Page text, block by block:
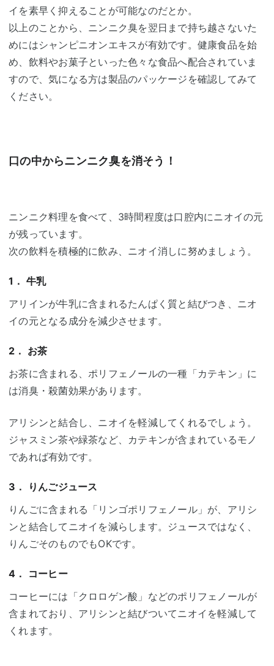
イを素早く抑えることが可能なのだとか。
以上のことから、ニンニク臭を翌日まで持ち越さないた
めにはシャンピニオンエキスが有効です。健康食品を始
め、飲料やお菓子といった色々な食品へ配合されていま
すので、気になる方は製品のパッケージを確認してみて
ください。
口の中からニンニク臭を消そう！
ニンニク料理を食べて、3時間程度は口腔内にニオイの元
が残っています。
次の飲料を積極的に飲み、ニオイ消しに努めましょう。
1． 牛乳
アリインが牛乳に含まれるたんぱく質と結びつき、ニオ
イの元となる成分を減少させます。
2． お茶
お茶に含まれる、ポリフェノールの一種「カテキン」に
は消臭・殺菌効果があります。
アリシンと結合し、ニオイを軽減してくれるでしょう。
ジャスミン茶や緑茶など、カテキンが含まれているモノ
であれば有効です。
3． りんごジュース
りんごに含まれる「リンゴポリフェノール」が、アリシ
ンと結合してニオイを減らします。ジュースではなく、
りんごそのものでもOKです。
4． コーヒー
コーヒーには「クロロゲン酸」などのポリフェノールが
含まれており、アリシンと結びついてニオイを軽減して
くれます。